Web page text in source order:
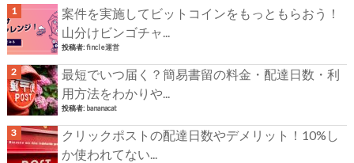
案件を実施してビットコインをもっともらおう！
山分けビンゴチャ...
投稿者:fincle運営
最短でいつ届く？簡易書留の料金・配達日数・利
用方法をわかりや...
投稿者: bananacat
クリックポストの配達日数やデメリット！10%し
か使われてない...